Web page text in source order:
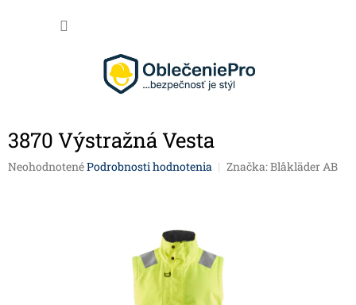
3870 Výstražná Vesta
Priemerné hodnotenie produktu je 0,0 z 5 hviezdičiek.
NeohodnotenéPodrobnosti hodnotenia Značka:Blåkläder AB